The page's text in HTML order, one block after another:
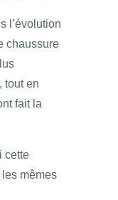
l’évolution
chaussure
tout en
fait la
cette
mêmes